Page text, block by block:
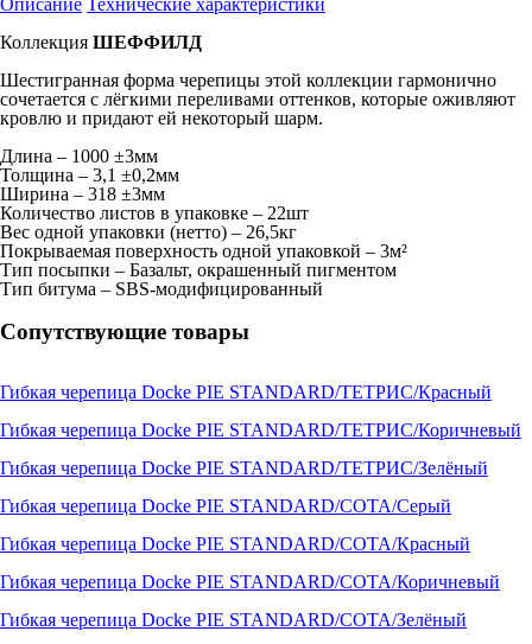
Коллекция ШЕФФИЛД
Шестигранная форма черепицы этой коллекции гармонично
сочетается с лёгкими переливами оттенков, которые оживляют
кровлю и придают ей некоторый шарм.
Длина – 1000 ±3мм
Толщина – 3,1 ±0,2мм
Ширина – 318 ±3мм
Количество листов в упаковке – 22шт
Вес одной упаковки (нетто) – 26,5кг
Покрываемая поверхность одной упаковкой – 3м²
Тип посыпки – Базальт, окрашенный пигментом
Тип битума – SBS-модифицированный
Сопутствующие товары
Гибкая черепица Docke PIE STANDARD/ТЕТРИС/Красный
Гибкая черепица Docke PIE STANDARD/ТЕТРИС/Коричневый
Гибкая черепица Docke PIE STANDARD/ТЕТРИС/Зелёный
Гибкая черепица Docke PIE STANDARD/СОТА/Серый
Гибкая черепица Docke PIE STANDARD/СОТА/Красный
Гибкая черепица Docke PIE STANDARD/СОТА/Коричневый
Гибкая черепица Docke PIE STANDARD/СОТА/Зелёный